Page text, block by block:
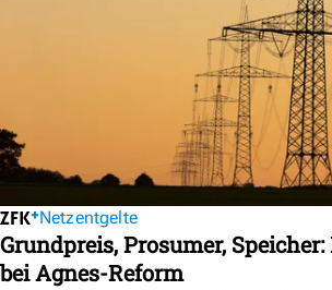
Netzentgelte
Grundpreis, Prosumer,
bei Agnes-Reform